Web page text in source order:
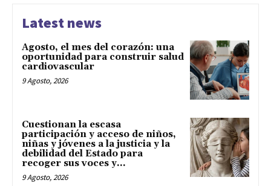
Latest news
Agosto, el mes del corazón: una
oportunidad para construir salud
cardiovascular
9 Agosto, 2026
Cuestionan la escasa
participación y acceso de niños,
niñas y jóvenes a la justicia y la
debilidad del Estado para
recoger sus voces y...
9 Agosto, 2026